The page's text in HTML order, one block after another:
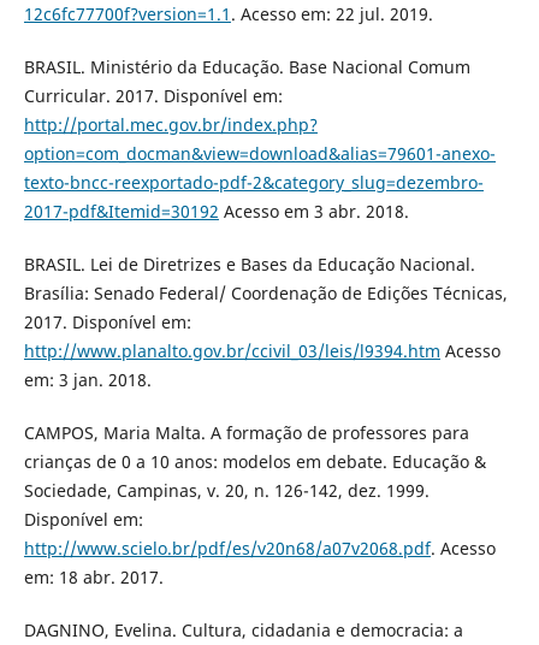
12c6fc77700f?version=1.1 . Acesso em: 22 jul. 2019.
BRASIL. Ministério da Educação. Base Nacional Comum
Curricular. 2017. Disponível em:
http://portal.mec.gov.br/index.php?
option=com_docman&view=download&alias=79601-anexo-
texto-bncc-reexportado-pdf-2&category_slug=dezembro-
2017-pdf&Itemid=30192 Acesso em 3 abr. 2018.
BRASIL. Lei de Diretrizes e Bases da Educação Nacional.
Brasília: Senado Federal/ Coordenação de Edições Técnicas,
2017. Disponível em:
http://www.planalto.gov.br/ccivil_03/leis/l9394.htm Acesso
em: 3 jan. 2018.
CAMPOS, Maria Malta. A formação de professores para
crianças de 0 a 10 anos: modelos em debate. Educação &
Sociedade, Campinas, v. 20, n. 126-142, dez. 1999.
Disponível em:
http://www.scielo.br/pdf/es/v20n68/a07v2068.pdf. Acesso
em: 18 abr. 2017.
DAGNINO, Evelina. Cultura, cidadania e democracia: a